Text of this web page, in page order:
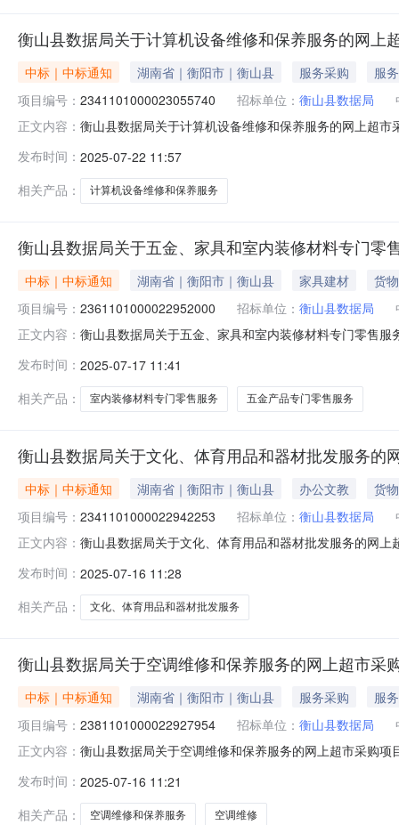
衡山县数据局关于计算机设备维修和保养服务的网上
中标｜中标通知 湖南省｜衡阳市｜衡山县 服务采购
服务
项目编号： 2341101000023055740 招标单位： 衡山县数据局
正文内容： 衡山县数据局关于计算机设备维修和保养服务的网上超
码:430423项目所在行政区划名称:湖南省衡阳市衡山县
发布时间： 2025-07-22 11:57
相关产品：
计算机设备维修和保养服务
衡山县数据局关于五金、家具和室内装修材料专门零
中标｜中标通知 湖南省｜衡阳市｜衡山县 家具建材
货物
项目编号： 2361101000022952000 招标单位： 衡山县数据局
正文内容： 衡山县数据局关于五金、家具和室内装修材料专门零售
息：项目所在行政区划编码:430423项目所在行政区划名
发布时间： 2025-07-17 11:41
相关产品：
室内装修材料专门零售服务 五金产品专门零售服务
衡山县数据局关于文化、体育用品和器材批发服务的
中标｜中标通知 湖南省｜衡阳市｜衡山县 办公文教
货物
项目编号： 2341101000022942253 招标单位： 衡山县数据局
正文内容： 衡山县数据局关于文化、体育用品和器材批发服务的网
政区划编码:430423项目所在行政区划名称:湖南省衡阳
发布时间： 2025-07-16 11:28
相关产品：
文化、体育用品和器材批发服务
衡山县数据局关于空调维修和保养服务的网上超市采
中标｜中标通知 湖南省｜衡阳市｜衡山县 服务采购
服务
项目编号： 2381101000022927954 招标单位： 衡山县数据局
正文内容： 衡山县数据局关于空调维修和保养服务的网上超市采购
目所在行政区划名称:湖南省衡阳市衡山县报价起止时间
发布时间： 2025-07-16 11:21
相关产品：
空调维修和保养服务 空调维修